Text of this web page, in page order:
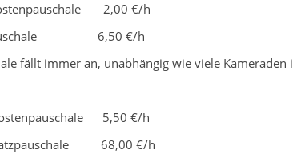
2,00 €/h
6,50 €/h
fällt immer an, unabhängig wie viele Kameraden
5,50 €/h
68,00 €/h